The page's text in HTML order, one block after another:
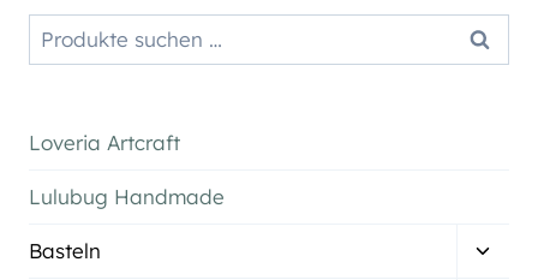
Suchen
nach:
Suchen
Loveria Artcraft
Lulubug Handmade
Basteln